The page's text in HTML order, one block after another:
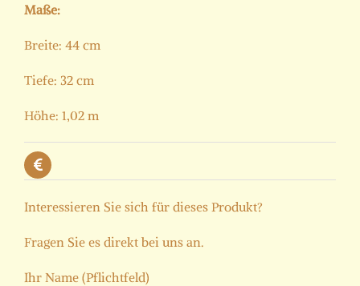
Maße:
Breite: 44 cm
Tiefe: 32 cm
Höhe: 1,02 m
Interessieren Sie sich für dieses Produkt?
Fragen Sie es direkt bei uns an.
Ihr Name (Pflichtfeld)